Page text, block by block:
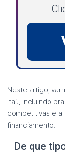
Neste artigo,
Itaú, incluindo
competitivas e a
financiamento.
De que